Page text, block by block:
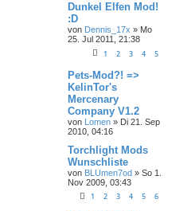
Dunkel Elfen Mod!
:D
von Dennis_17x » Mo
25. Jul 2011, 21:38
1 2 3 4 5
Pets-Mod?! =>
KelinTor's
Mercenary
Company V1.2
von Lomen » Di 21. Sep
2010, 04:16
Torchlight Mods
Wunschliste
von BLUmen7od » So 1.
Nov 2009, 03:43
1 2 3 4 5 6